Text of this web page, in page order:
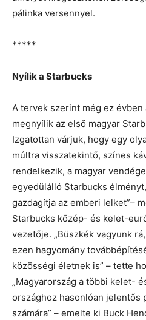
pálinka versennyel.
*****
Nyílik a Starbucks
A tervek szerint még ez évben
megnyílik az első magyar
Izgatottan várjuk, hogy egy
múltra visszatekintő, színes
rendelkezik, a magyar
egyedülálló Starbucks
gazdagítja az emberi lelket”–
Starbucks közép- és kelet-
vezetője. „Büszkék vagyunk
ezen hagyomány
közösségi életnek is” – tette
„Magyarország a többi kelet-
országhoz hasonlóan jelentős
számára” – emelte ki Buck